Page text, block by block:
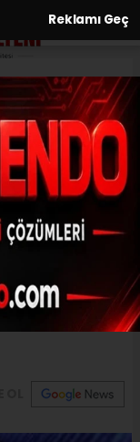
Reklamı Geç
tek Türk
- 11:03
ABD'de
olarak